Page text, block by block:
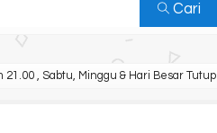
Cari
21.00 , Sabtu, Minggu & Hari Besar Tutup